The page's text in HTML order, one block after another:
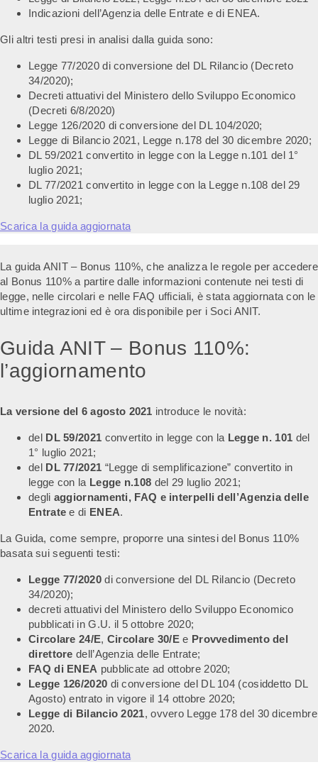
Indicazioni dell’Agenzia delle Entrate e di ENEA.
Gli altri testi presi in analisi dalla guida sono:
Legge 77/2020 di conversione del DL Rilancio (Decreto
34/2020);
Decreti attuativi del Ministero dello Sviluppo Economico
(Decreti 6/8/2020)
Legge 126/2020 di conversione del DL 104/2020;
Legge di Bilancio 2021, Legge n.178 del 30 dicembre 2020;
DL 59/2021 convertito in legge con la Legge n.101 del 1°
luglio 2021;
DL 77/2021 convertito in legge con la Legge n.108 del 29
luglio 2021;
Scarica la guida aggiornata
La guida ANIT – Bonus 110%, che analizza le regole per accedere
al Bonus 110% a partire dalle informazioni contenute nei testi di
legge, nelle circolari e nelle FAQ ufficiali, è stata aggiornata con le
ultime integrazioni ed è ora disponibile per i Soci ANIT.
Guida ANIT – Bonus 110%:
l’aggiornamento
La versione del 6 agosto 2021 introduce le novità:
delDL 59/2021 convertito in legge con la Legge n. 101 del
1° luglio 2021;
delDL 77/2021 “Legge di semplificazione” convertito in
legge con la Legge n.108 del 29 luglio 2021;
degli aggiornamenti, FAQ e interpelli dell’Agenzia delle
Entrate e di ENEA.
La Guida, come sempre, proporre una sintesi del Bonus 110%
basata sui seguenti testi:
Legge 77/2020di conversione del DL Rilancio (Decreto
34/2020);
decreti attuativi del Ministero dello Sviluppo Economico
pubblicati in G.U. il 5 ottobre 2020;
Circolare 24/E, Circolare 30/E e Provvedimento del
direttore dell’Agenzia delle Entrate;
FAQ di ENEA pubblicate ad ottobre 2020;
Legge 126/2020 di conversione del DL 104 (cosiddetto DL
Agosto) entrato in vigore il 14 ottobre 2020;
Legge di Bilancio 2021, ovvero Legge 178 del 30 dicembre
2020.
Scarica la guida aggiornata